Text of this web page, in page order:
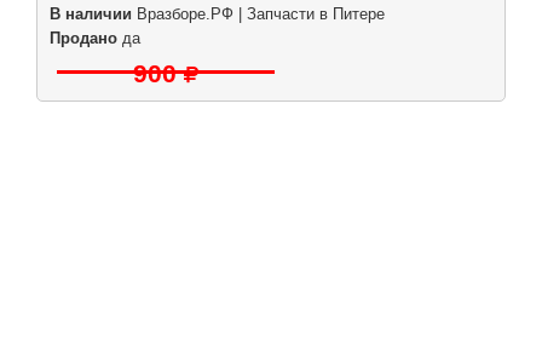
В наличии Вразборе.РФ | Запчасти в Питере
Продано да
900